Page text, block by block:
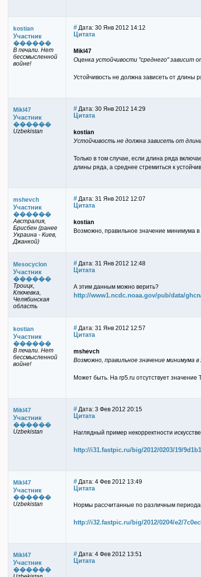
kostian
Участник
������
В печали. Нет
бессмысленной
войне!
# Дата: 30 Янв 2012 14:12
Цитата
Mikl47
Оценка устойчивости "среднего" зависит
Устойчивость не должна зависеть от длины
Mikl47
Участник
������
Uzbekistan
# Дата: 30 Янв 2012 14:29
Цитата
kostian
Устойчивость не должна зависеть от
Только в том случае, если длина ряда
длины ряда, а среднее стремиться к
mshevch
Участник
������
Австралия,
Брисбен (ранее
Украина - Киев,
Джанкой)
# Дата: 31 Янв 2012 12:07
Цитата
kostian
Возможно, правильное значение минимума
Mesocyclon
Участник
������
Троицк,
Ключевка,
Челябинская
область
# Дата: 31 Янв 2012 12:48
Цитата
А этим данным можно верить?
http://www1.ncdc.noaa.gov/pub/data/
kostian
Участник
������
В печали. Нет
бессмысленной
войне!
# Дата: 31 Янв 2012 12:57
Цитата
mshevch
Возможно, правильное значение минимума
Может быть. На rp5.ru отсутствует значение
Mikl47
Участник
������
Uzbekistan
# Дата: 3 Фев 2012 20:15
Цитата
Наглядный пример некорректности
http://i31.fastpic.ru/big/2012/0203/19/
Mikl47
Участник
������
Uzbekistan
# Дата: 4 Фев 2012 13:49
Цитата
Нормы рассчитанные по различным
http://i32.fastpic.ru/big/2012/0204/e2/
Mikl47
Участник
������
# Дата: 4 Фев 2012 13:51
Цитата